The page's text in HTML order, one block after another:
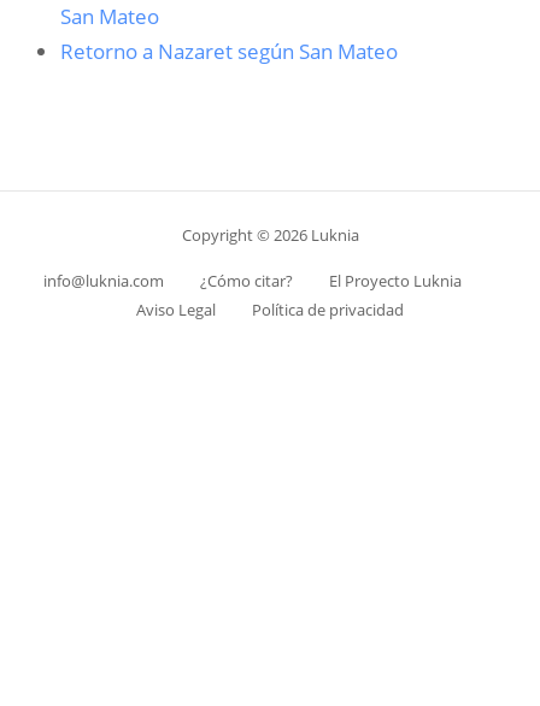
San Mateo
Retorno a Nazaret según San Mateo
Copyright © 2026 Luknia
info@luknia.com ¿Cómo citar?
El Proyecto Luknia
Aviso Legal
Política de privacidad